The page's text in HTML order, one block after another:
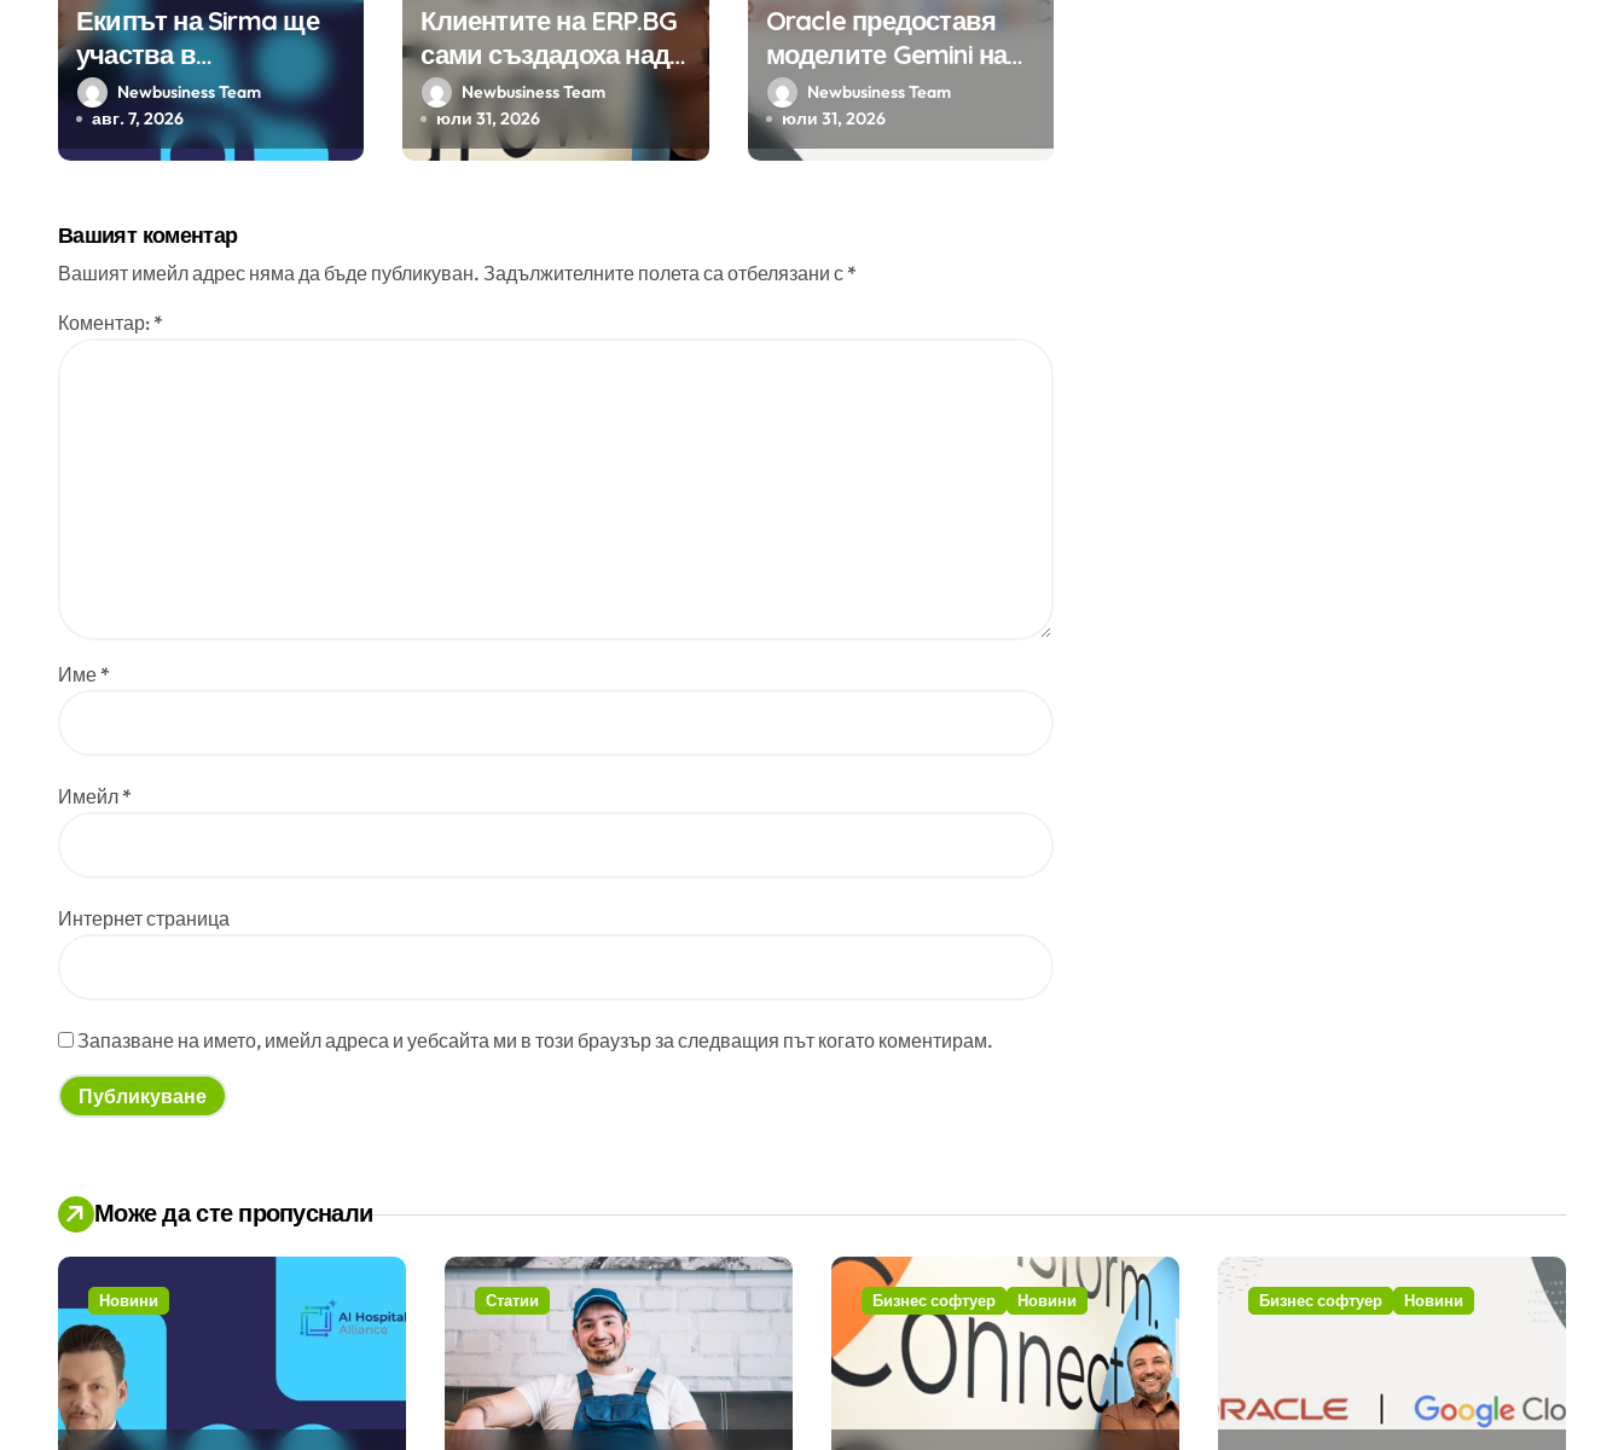
Екипът на Sirma ще
участва в
създаването на
международните
стандарти за
изкуствен интелект в
хотелиерството
Newbusiness Team
авг. 7, 2026
Клиентите на ERP.BG
сами създадоха над
450 приложения за
ERP системата с
помощта на
Newbusiness Team
юли 31, 2026
Oracle предоставя
моделите Gemini на
Google на хиляди
клиенти на бизнес
приложения
Newbusiness Team
юли 31, 2026
Вашият коментар
Вашият имейл адрес няма да бъде публикуван. Задължителните полета са отбелязани с *
Коментар: *
Име *
Имейл *
Интернет страница
Запазване на името, имейл адреса и уебсайта ми в този браузър за следващия път когато коментирам.
Може да сте пропуснали
Новини Статии Бизнес софтуер Новини Бизнес софтуер Новини